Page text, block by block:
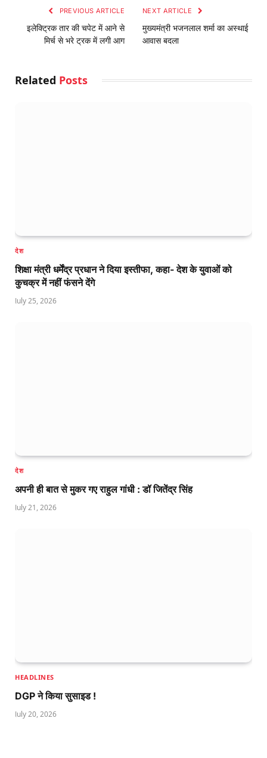
PREVIOUS ARTICLE
इलेक्ट्रिक तार की चपेट में आने से
मिर्च से भरे ट्रक में लगी आग
NEXT ARTICLE
मुख्यमंत्री भजनलाल शर्मा का अस्थाई
आवास बदला
Related Posts
देश
शिक्षा मंत्री धर्मेंद्र प्रधान ने दिया इस्तीफा, कहा- देश के युवाओं को
कुचक्र में नहीं फंसने देंगे
July 25, 2026
देश
अपनी ही बात से मुकर गए राहुल गांधी : डॉ जितेंद्र सिंह
July 21, 2026
HEADLINES
DGP ने किया सुसाइड !
July 20, 2026